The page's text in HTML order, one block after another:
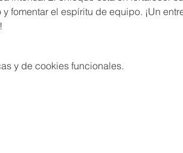
fomentar el espíritu de equipo. ¡Un
y de cookies funcionales.